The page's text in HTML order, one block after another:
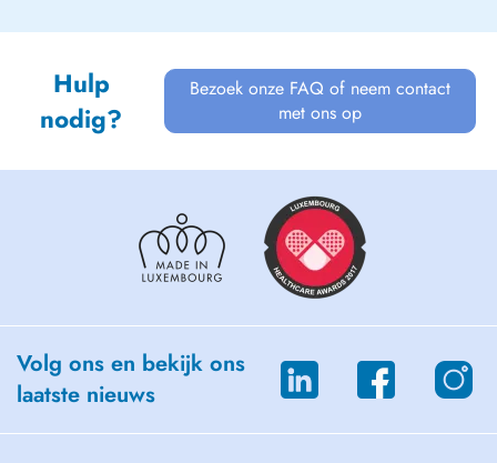
Hulp
nodig?
Bezoek onze FAQ of neem contact
met ons op
Volg ons en bekijk ons
laatste nieuws